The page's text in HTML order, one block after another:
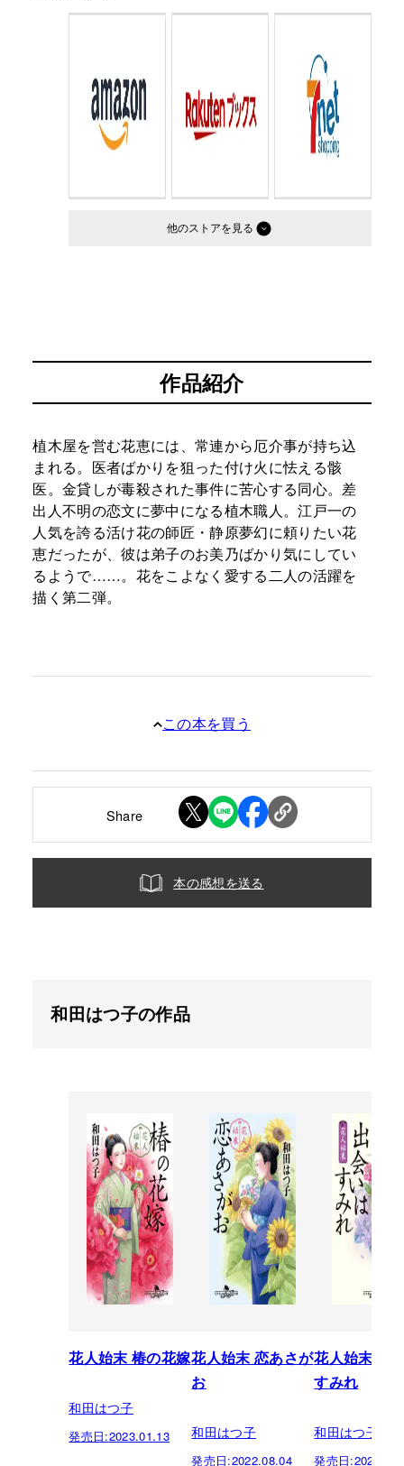
ISBN： 9784344431386
判型：
他のストア
作品紹介
植木屋を営む花恵には、常連から厄介事が持ち込
まれる。医者ばかりを狙った付け火に怯える骸
医。金貸しが毒殺された事件に苦心する同心。差
出人不明の恋文に夢中になる植木職人。江戸一の
人気を誇る活け花の師匠・静原夢幻に頼りたい花
恵だったが、彼は弟子のお美乃ばかり気にしてい
るようで……。花をこよなく愛する二人の活躍を
描く第二弾。
この本を買う
Share
本の感想を送る
和田はつ子の作品
花人始末 椿の花嫁
和田はつ子
発売日:2023.01.13
花人始末 恋あさが
お
和田はつ子
発売日:2022.08.04
花人始末 出
すみれ
和田はつ子
発売日: